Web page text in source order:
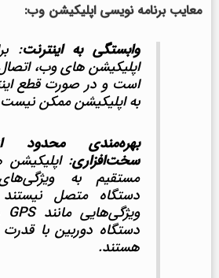
معایب برنامه نویسی اپلیکیشن وب:
وابستگی به اینترنت:
اپلیکیشن های وب، اتصال
است و در صورت قطع
به اپلیکیشن ممکن
بهره‌مندی محدود
سخت‌افزاری:
مستقیم به
دستگاه متصل نیستند
دستگاه دوربین با
هستند.